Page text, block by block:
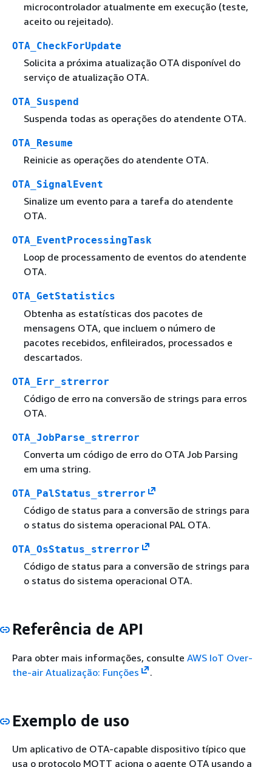
microcontrolador atualmente em execução (teste,
aceito ou rejeitado).
OTA_CheckForUpdate
Solicita a próxima atualização OTA disponível do
serviço de atualização OTA.
OTA_Suspend
Suspenda todas as operações do atendente OTA.
OTA_Resume
Reinicie as operações do atendente OTA.
OTA_SignalEvent
Sinalize um evento para a tarefa do atendente
OTA.
OTA_EventProcessingTask
Loop de processamento de eventos do atendente
OTA.
OTA_GetStatistics
Obtenha as estatísticas dos pacotes de
mensagens OTA, que incluem o número de
pacotes recebidos, enfileirados, processados e
descartados.
OTA_Err_strerror
Código de erro na conversão de strings para erros
OTA.
OTA_JobParse_strerror
Converta um código de erro do OTA Job Parsing
em uma string.
OTA_PalStatus_strerror
Código de status para a conversão de strings para
o status do sistema operacional PAL OTA.
OTA_OsStatus_strerror
Código de status para a conversão de strings para
o status do sistema operacional OTA.
Referência de API
Para obter mais informações, consulte AWS IoT Over-
the-air Atualização: Funções
.
Exemplo de uso
Um aplicativo de OTA-capable dispositivo típico que
usa o protocolo MQTT aciona o agente OTA usando a